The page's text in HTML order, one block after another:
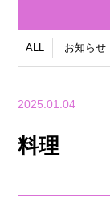
ALL お知らせ
2025.01.04
料理